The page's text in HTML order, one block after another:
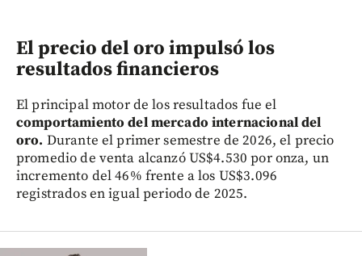
El precio del oro impulsó los
resultados financieros
El principal motor de los resultados fue el
comportamiento del mercado internacional del
oro. Durante el primer semestre de 2026, el precio
promedio de venta alcanzó US$4.530 por onza, un
incremento del 46% frente a los US$3.096
registrados en igual periodo de 2025.